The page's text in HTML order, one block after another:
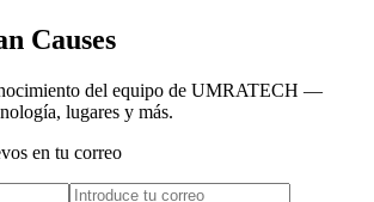
Causes
del equipo de UMRATECH —
lugares y más.
en tu correo